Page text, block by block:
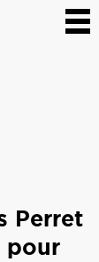
Perret
pour